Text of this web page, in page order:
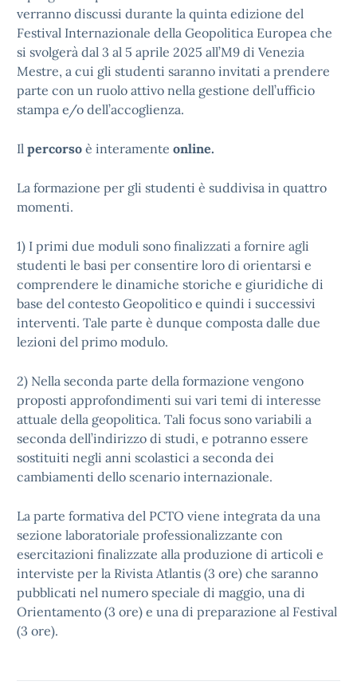
verranno discussi durante la quinta edizione del
Festival Internazionale della Geopolitica Europea che
si svolgerà dal 3 al 5 aprile 2025 all’M9 di Venezia
Mestre, a cui gli studenti saranno invitati a prendere
parte con un ruolo attivo nella gestione dell’ufficio
stampa e/o dell’accoglienza.
Il percorso è interamente online.
La formazione per gli studenti è suddivisa in quattro
momenti.
1) I primi due moduli sono finalizzati a fornire agli
studenti le basi per consentire loro di orientarsi e
comprendere le dinamiche storiche e giuridiche di
base del contesto Geopolitico e quindi i successivi
interventi. Tale parte è dunque composta dalle due
lezioni del primo modulo.
2) Nella seconda parte della formazione vengono
proposti approfondimenti sui vari temi di interesse
attuale della geopolitica. Tali focus sono variabili a
seconda dell’indirizzo di studi, e potranno essere
sostituiti negli anni scolastici a seconda dei
cambiamenti dello scenario internazionale.
La parte formativa del PCTO viene integrata da una
sezione laboratoriale professionalizzante con
esercitazioni finalizzate alla produzione di articoli e
interviste per la Rivista Atlantis (3 ore) che saranno
pubblicati nel numero speciale di maggio, una di
Orientamento (3 ore) e una di preparazione al Festival
(3 ore).